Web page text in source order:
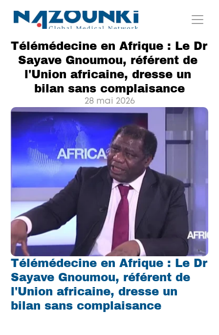
Télémédecine en Afrique : Le Dr
Sayave Gnoumou, référent de
l'Union africaine, dresse un
bilan sans complaisance
28 mai 2026
Télémédecine en Afrique : Le Dr
Sayave Gnoumou, référent de
l'Union africaine, dresse un
bilan sans complaisance